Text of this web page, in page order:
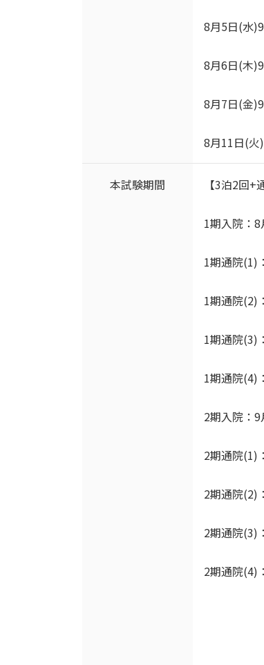
8月5日(水
8月6日(木
8月7日(金
8月11日(火
本試験期間 【3泊2回+
1期入院：
1期通院(1)
1期通院(2)
1期通院(3)
1期通院(4)
2期入院：
2期通院(1)
2期通院(2)
2期通院(3)
2期通院(4)